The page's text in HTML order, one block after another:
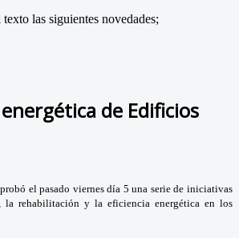
las siguientes novedades;
de Edificios
el pasado viernes día 5 una serie de iniciativas
la rehabilitación y la eficiencia energética en los